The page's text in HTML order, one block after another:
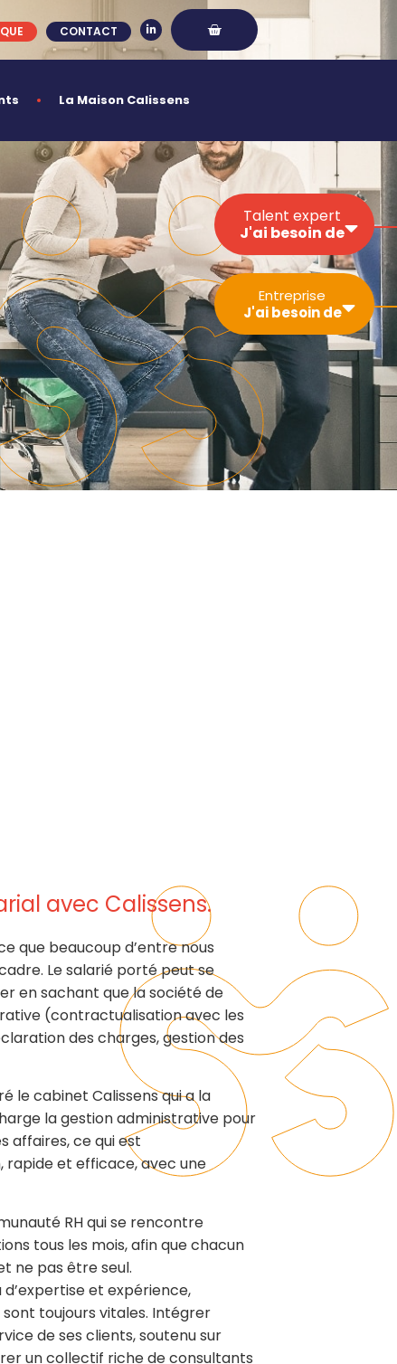
CONTACT
La Maison Calissens
Talent expert
J'ai besoin de
Développer ma
visibilité
Sécuriser mon
activité
Simplifier les
démarches
administratives
Booster mon
activité
Être
Entreprise
J'ai besoin de
Gérer un projet
Trouver un
manager de
transition
Auditer mon
organisation et
avec Calissens.
que beaucoup d’entre nous
Le salarié porté peut se
en sachant que la société de
(contractualisation avec les
des charges, gestion des
le cabinet Calissens qui a la
la gestion administrative pour
affaires, ce qui est
rapide et efficace, avec une
RH qui se rencontre
tous les mois, afin que chacun
ne pas être seul.
et expérience,
toujours vitales. Intégrer
de ses clients, soutenu sur
un collectif riche de consultants